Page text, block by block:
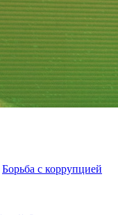
Борьба с коррупцией